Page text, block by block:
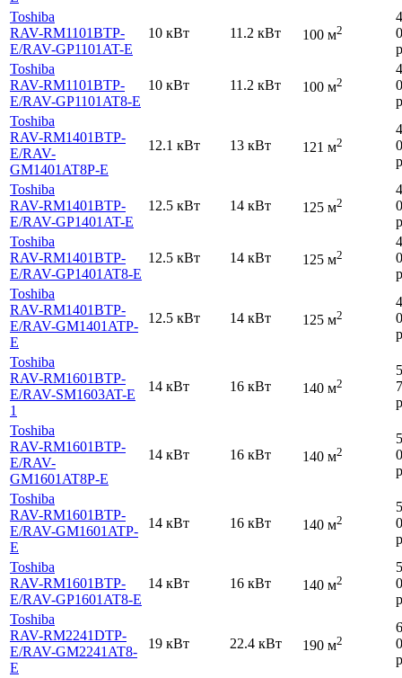
Toshiba
RAV-RM1101BTP-
E/RAV-GP1101AT-E
10 кВт 11.2 кВт 100 м2
Toshiba
RAV-RM1101BTP-
E/RAV-GP1101AT8-E
10 кВт 11.2 кВт 100 м2
Toshiba
RAV-RM1401BTP-
E/RAV-
GM1401AT8P-E
12.1 кВт 13 кВт 121 м2
Toshiba
RAV-RM1401BTP-
E/RAV-GP1401AT-E
12.5 кВт 14 кВт 125 м2
Toshiba
RAV-RM1401BTP-
E/RAV-GP1401AT8-E
12.5 кВт 14 кВт 125 м2
Toshiba
RAV-RM1401BTP-
E/RAV-GM1401ATP-
E
12.5 кВт 14 кВт 125 м2
Toshiba
RAV-RM1601BTP-
E/RAV-SM1603AT-E
1
14 кВт 16 кВт 140 м2
Toshiba
RAV-RM1601BTP-
E/RAV-
GM1601AT8P-E
14 кВт 16 кВт 140 м2
Toshiba
RAV-RM1601BTP-
E/RAV-GM1601ATP-
E
14 кВт 16 кВт 140 м2
Toshiba
RAV-RM1601BTP-
E/RAV-GP1601AT8-E
14 кВт 16 кВт 140 м2
Toshiba
RAV-RM2241DTP-
E/RAV-GM2241AT8-
E
19 кВт 22.4 кВт 190 м2